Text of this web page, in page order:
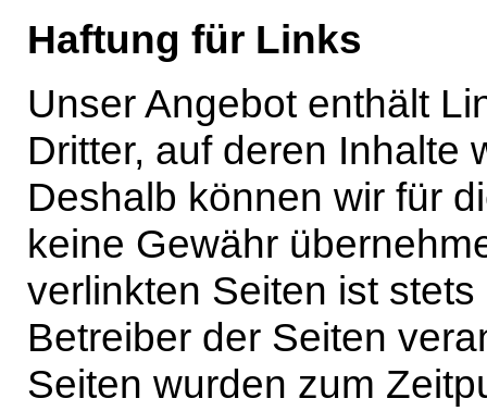
Haftung für Links
Unser Angebot enthält
Dritter, auf deren Inhalte
Deshalb können wir für
keine Gewähr
verlinkten Seiten ist
Betreiber der Seiten
Seiten wurden zum